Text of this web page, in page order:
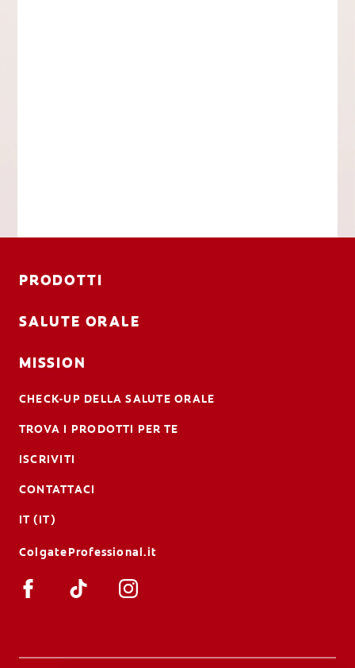
PRODOTTI
SALUTE ORALE
MISSION
CHECK-UP DELLA SALUTE ORALE
TROVA I PRODOTTI PER TE
ISCRIVITI
CONTATTACI
IT (IT)
ColgateProfessional.it